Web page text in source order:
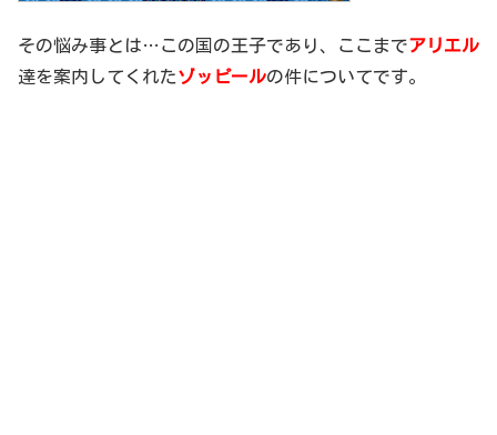
その悩み事とは…この国の王子であり、ここまでアリエル
達を案内してくれたゾッピールの件についてです。